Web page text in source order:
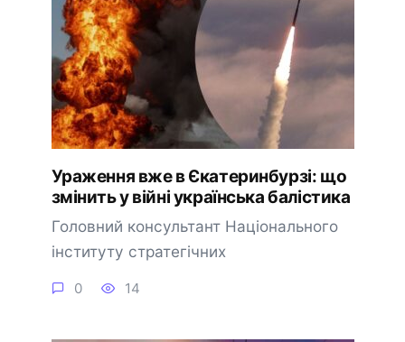
Ураження вже в Єкатеринбурзі: що
змінить у війні українська балістика
Головний консультант Національного
інституту стратегічних
0 14